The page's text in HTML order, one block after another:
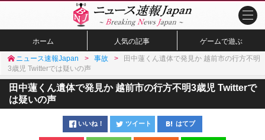
ホーム 人気の記事 ゲームで遊ぶ
ニュース速報Japan 事故
田中蓮くん遺体で発見か 越前市の行方不明
3歳児 Twitterでは疑いの声
田中蓮くん遺体で発見か 越前市の行方不明3歳児 Twitterで
は疑いの声
いいね！ ツイート はてブ